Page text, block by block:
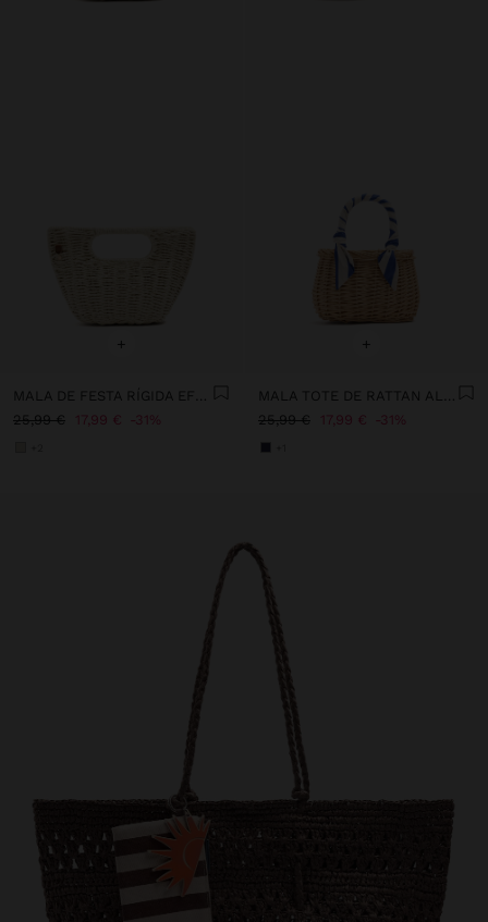
+
25,99 €
17,99 € 31%
+
25,99 €
17,99 € 31%